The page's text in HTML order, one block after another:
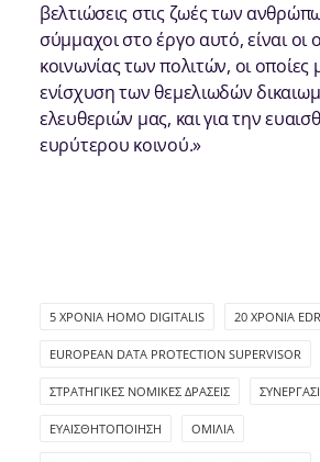
βελτιώσεις στις ζωές των
σύμμαχοι στο έργο αυτό, είναι οι
κοινωνίας των πολιτών, οι οποίες
ενίσχυση των θεμελιωδών
ελευθεριών μας, και για την
ευρύτερου κοινού.»
5 ΧΡΌΝΙΑ HOMO DIGITALIS 20 ΧΡΌΝΙΑ
EUROPEAN DATA PROTECTION SUPERVISOR
ΣΤΡΑΤΗΓΙΚΈΣ ΝΟΜΙΚΈΣ ΔΡΆΣΕΙΣ
ΕΥΑΙΣΘΗΤΟΠΟΊΗΣΗ ΟΜΙΛΊΑ